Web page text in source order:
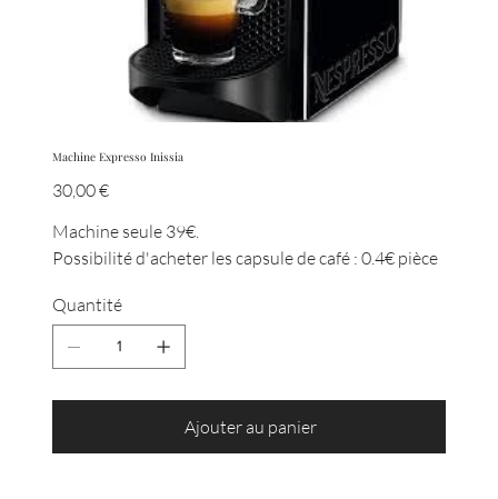
Machine Expresso Inissia
Prix
30,00 €
Machine seule 39€.
Possibilité d'acheter les capsule de café : 0.4€ pièce
Quantité
Ajouter au panier